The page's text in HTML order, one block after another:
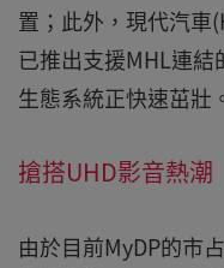
置；此外，現代汽
已推出支援MHL連
生態系統正快速茁壯
搶搭UHD影音熱
由於目前MyDP的市